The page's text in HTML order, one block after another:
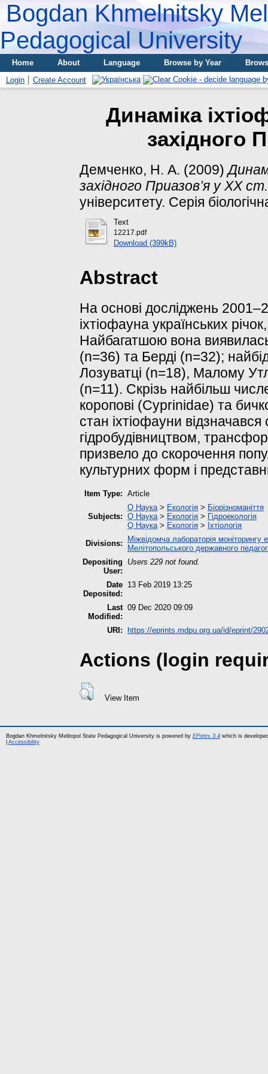
Bogdan Khmelnitsky
Pedagogical University
Home About Language Browse by Year
Login
Create Account
Динаміка
західного
Демченко, Н. А. (2009)
західного Приазов’я у ХХ ст.
університету. Серія
Text
12217.pdf
Download (399kB)
Abstract
На основі досліджень
іхтіофауна українських
Найбагатшою вона
(n=36) та Берді (n=32);
Лозуватці (n=18), Малому
(n=11). Скрізь найбільш
коропові (Cyprinidae) та
стан іхтіофауни
гідробудівництвом,
призвело до скорочення
культурних форм і
Item Type: Article
Subjects:
Q Наука> Екологія > Біорізноманіття
Q Наука> Екологія > Гідроекологія
Q Наука> Екологія > Іхтіологія
Divisions:
Міжвідомча лабораторія моніторингу
Мелітопольського державного
Depositing
User:
Users 229 not found.
Date
Deposited:
13 Feb 2019 13:25
Last
Modified:
09 Dec 2020 09:09
URI: https://eprints.mdpu.org.ua/id/eprint/
Actions (login
View Item
Bogdan Khmelnitsky Melitopol State Pedagogical University is powered by EPrints 3.4 which is
Accessibility